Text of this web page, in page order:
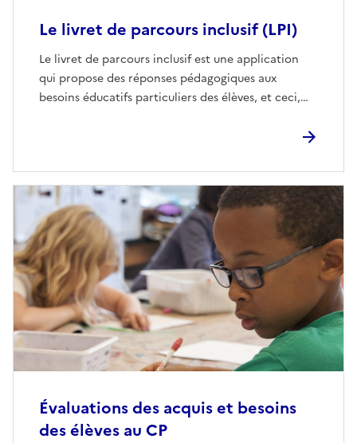
Le livret de parcours inclusif (LPI)
Le livret de parcours inclusif est une application
qui propose des réponses pédagogiques aux
besoins éducatifs particuliers des élèves, et ceci,…
Évaluations des acquis et besoins
des élèves au CP